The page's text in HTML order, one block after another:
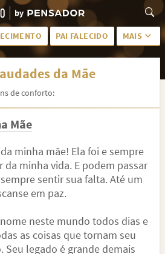
PAI FALECIDO MAIS
PALAVRAS
FIM DE NAMORO
AS CATEGORIAS
da Mãe
de conforto:
Mãe
minha mãe! Ela foi e sempre
da minha vida. E podem passar
sentir sua falta. Até um
em paz.
neste mundo todos dias e
as coisas que tornam seu
Seu legado é grande demais